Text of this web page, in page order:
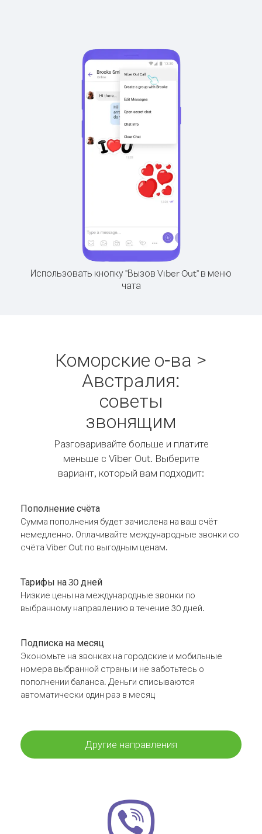
Использовать кнопку "Вызов Viber Out" в меню
чата
Коморские о-ва >
Австралия:
советы
звонящим
Разговаривайте больше и платите
меньше с Viber Out. Выберите
вариант, который вам подходит:
Пополнение счёта
Сумма пополнения будет зачислена на ваш счёт
немедленно. Оплачивайте международные звонки со
счёта Viber Out по выгодным ценам.
Тарифы на 30 дней
Низкие цены на международные звонки по
выбранному направлению в течение 30 дней.
Подписка на месяц
Экономьте на звонках на городские и мобильные
номера выбранной страны и не заботьтесь о
пополнении баланса. Деньги списываются
автоматически один раз в месяц
Другие направления